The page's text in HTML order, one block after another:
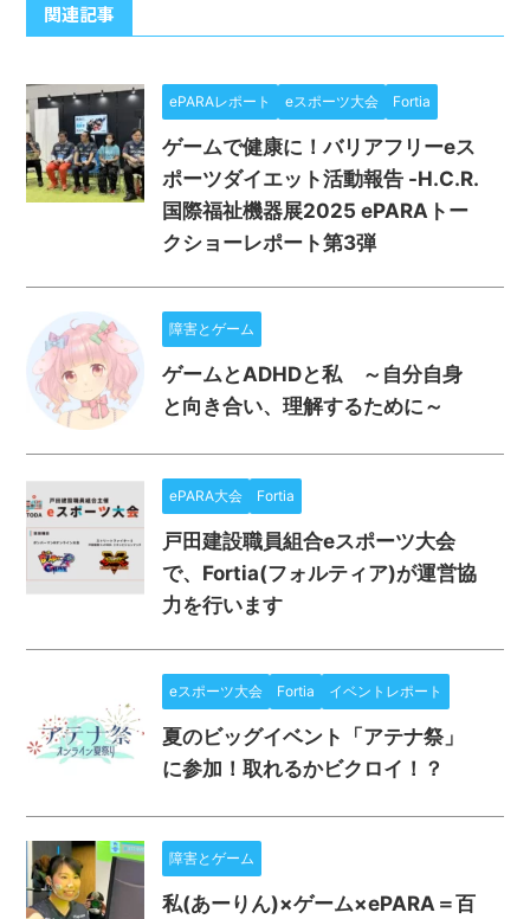
関連記事
ePARAレポート eスポーツ大会 Fortia
ゲームで健康に！バリアフリーeス
ポーツダイエット活動報告 -H.C.R.
国際福祉機器展2025 ePARAトー
クショーレポート第3弾
障害とゲーム
ゲームとADHDと私 ～自分自身
と向き合い、理解するために～
ePARA大会 Fortia
戸田建設職員組合eスポーツ大会
で、Fortia(フォルティア)が運営協
力を行います
eスポーツ大会 Fortia イベントレポート
夏のビッグイベント「アテナ祭」
に参加！取れるかビクロイ！？
障害とゲーム
私(あーりん)×ゲーム×ePARA＝百